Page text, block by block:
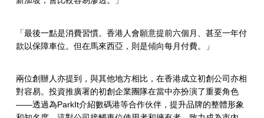
「最後一點是消費習慣。香港人會願意提前六個月、甚至一年付
款以保障車位。但在馬來西亞，則是傾向每月付費。」
兩位創辦人亦提到，與其他地方相比，在香港成立初創公司亦相
對容易。投資推廣署的初創企業團隊在當中亦扮演了重要角色
——透過為ParkIt介紹數碼港等合作伙伴，提升品牌的整體形象